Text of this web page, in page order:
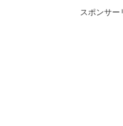
スポンサー